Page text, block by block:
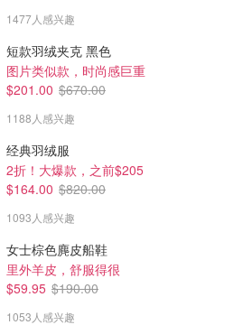
$138.00
Ganni Ganni Bunny 棉T恤
CETTIRE
1477人感兴趣
短款羽绒夹克 黑色
图片类似款，时尚感巨重
$201.00 $670.00
1188人感兴趣
经典羽绒服
2折！大爆款，之前$205
$164.00 $820.00
1093人感兴趣
女士棕色麂皮船鞋
里外羊皮，舒服得很
$59.95 $190.00
1053人感兴趣